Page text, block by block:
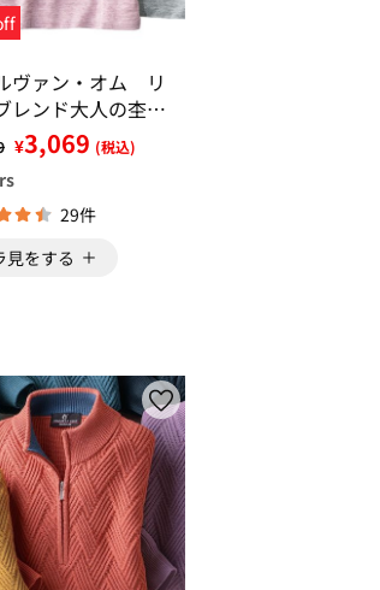
ヴァン・オム リ
レンド大人の杢調
袖・長袖)
¥3,069 (税込)
29件
見をする